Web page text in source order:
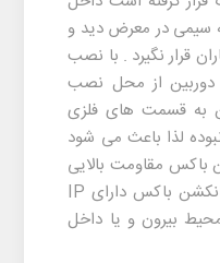
سیمی در معرض دید و
قرار نگیرد . با نصب
از محل نصب
به قسمت های فلزی
لذا باعث می شود
باکس مقاومت بالایی
دارد و ضد آفتاب می‌باشد . جانکشن باکس دارای IP
محیط بیرون و یا داخل